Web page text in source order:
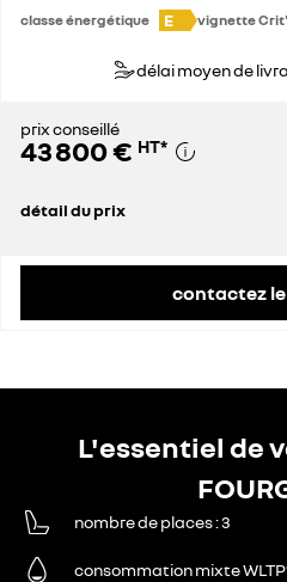
classe énergétique E vignette
délai moyen de
prix conseillé
43 800 € HT*
détail du prix
contactez
L'essentiel de
nombre de places 3
consommation mixte